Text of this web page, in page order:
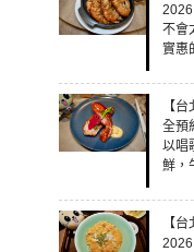
不會
實惠
【
全預
以唱
鮮，
【
2026